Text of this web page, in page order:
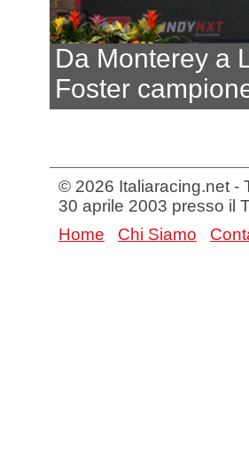
Da Monterey a
Foster
© 2026 Italiaracing.net -
30 aprile 2003 presso il
Home
Chi Siamo